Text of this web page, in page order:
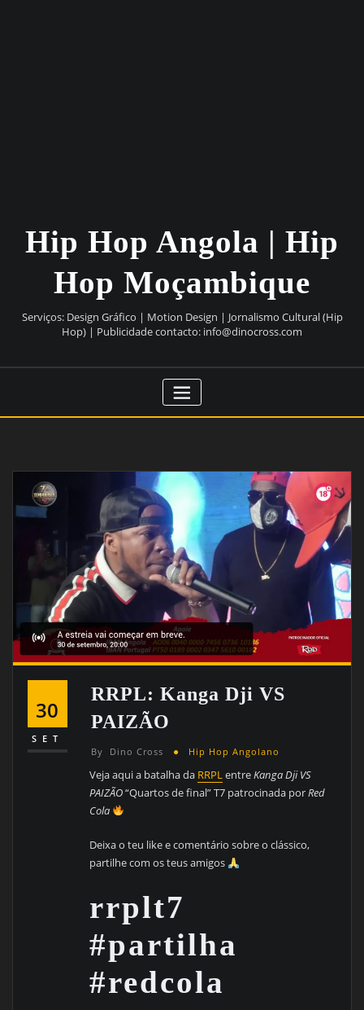
Hip Hop Angola | Hip
Hop Moçambique
Serviços: Design Gráfico | Motion Design | Jornalismo Cultural (Hip
Hop) | Publicidade contacto: info@dinocross.com
30
SET
RRPL: Kanga Dji VS
PAIZÃO
By Dino Cross Hip Hop Angolano
Veja aqui a batalha da RRPLentreKanga Dji VS
PAIZÃO“Quartos de final” T7 patrocinada porRed
Cola
Deixa o teu like e comentário sobre o clássico,
partilhe com os teus amigos
rrplt7
#partilha
#redcola